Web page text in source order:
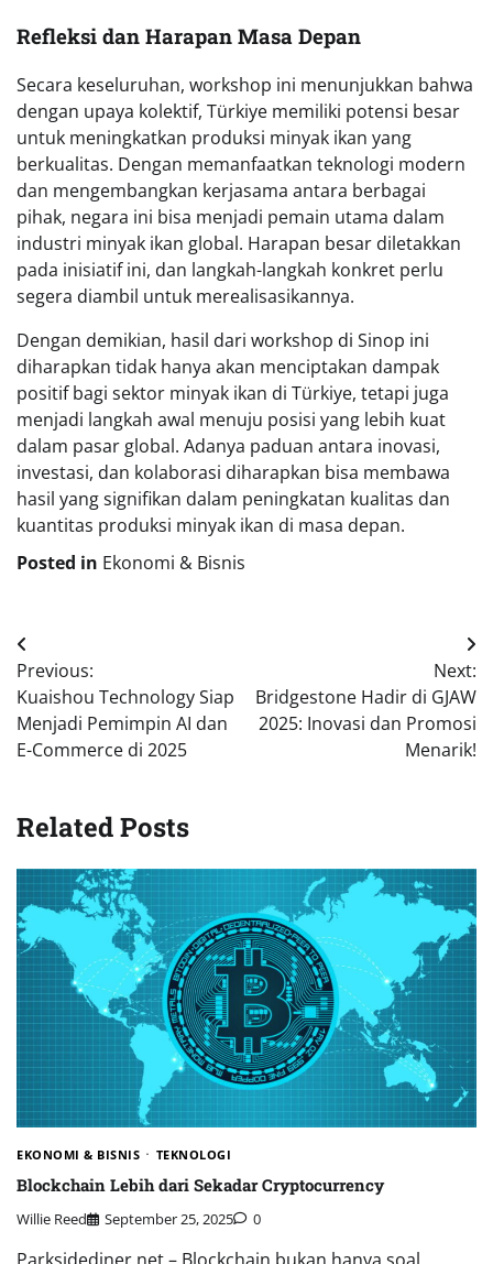
Refleksi dan Harapan Masa Depan
Secara keseluruhan, workshop ini menunjukkan bahwa
dengan upaya kolektif, Türkiye memiliki potensi besar
untuk meningkatkan produksi minyak ikan yang
berkualitas. Dengan memanfaatkan teknologi modern
dan mengembangkan kerjasama antara berbagai
pihak, negara ini bisa menjadi pemain utama dalam
industri minyak ikan global. Harapan besar diletakkan
pada inisiatif ini, dan langkah-langkah konkret perlu
segera diambil untuk merealisasikannya.
Dengan demikian, hasil dari workshop di Sinop ini
diharapkan tidak hanya akan menciptakan dampak
positif bagi sektor minyak ikan di Türkiye, tetapi juga
menjadi langkah awal menuju posisi yang lebih kuat
dalam pasar global. Adanya paduan antara inovasi,
investasi, dan kolaborasi diharapkan bisa membawa
hasil yang signifikan dalam peningkatan kualitas dan
kuantitas produksi minyak ikan di masa depan.
Posted in Ekonomi & Bisnis
Navigasi
pos
Previous:
Kuaishou Technology Siap
Menjadi Pemimpin AI dan
E-Commerce di 2025
Next:
Bridgestone Hadir di GJAW
2025: Inovasi dan Promosi
Menarik!
Related Posts
EKONOMI & BISNIS TEKNOLOGI
Blockchain Lebih dari Sekadar Cryptocurrency
Willie Reed September 25, 2025 0